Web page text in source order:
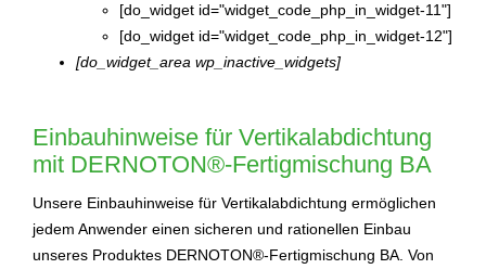
[do_widget id="widget_code_php_in_widget-11"]
[do_widget id="widget_code_php_in_widget-12"]
[do_widget_area wp_inactive_widgets]
Einbauhinweise für Vertikalabdichtung
mit DERNOTON®-Fertigmischung BA
Unsere Einbauhinweise für Vertikalabdichtung ermöglichen
jedem Anwender einen sicheren und rationellen Einbau
unseres Produktes DERNOTON®-Fertigmischung BA. Von